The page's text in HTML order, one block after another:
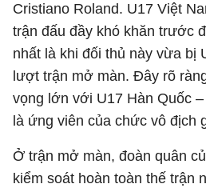
Cristiano Roland. U17 Việt
trận đấu đầy khó khăn trước
nhất là khi đối thủ này vừa bị
lượt trận mở màn. Đây rõ
vọng lớn với U17 Hàn Quốc
là ứng viên của chức vô địch
Ở trận mở màn, đoàn quân
kiểm soát hoàn toàn thế trận